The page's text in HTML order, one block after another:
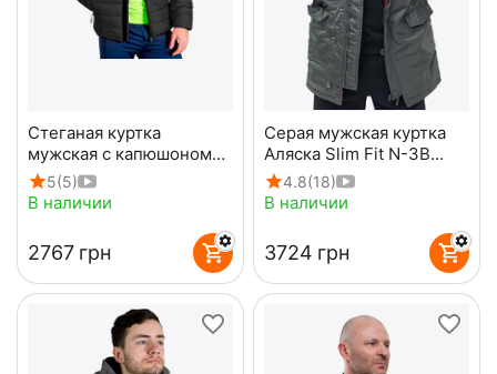
Стеганая куртка
мужская с капюшоном
Maximus Black черная
5(5)
В наличии
‍2767‍ грн
Серая мужская куртка
Аляска Slim Fit N-3B
Gray удлиненная
4.8(18)
В наличии
‍3724‍ грн